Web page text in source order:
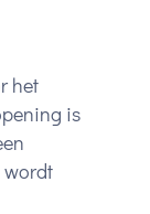
het
is
wordt